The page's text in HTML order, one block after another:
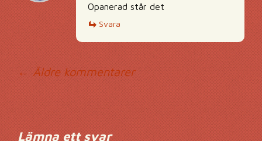
Opanerad står det
Svara
← Äldre kommentarer
Lämna ett svar